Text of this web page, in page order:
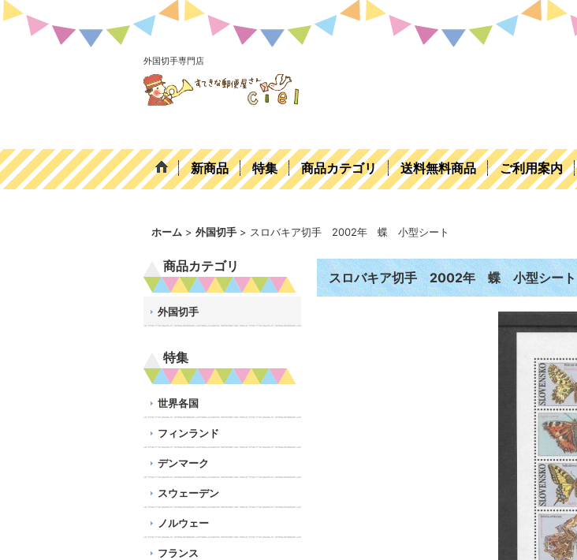
外国切手専門店
新商品 特集 商品カテゴリ 送料無料商品 ご利用案内
ホーム > 外国切手 > スロバキア切手 2002年 蝶 小型シート
商品カテゴリ
外国切手
特集
世界各国
フィンランド
デンマーク
スウェーデン
ノルウェー
フランス
スロバキア切手 2002年 蝶 小型シート